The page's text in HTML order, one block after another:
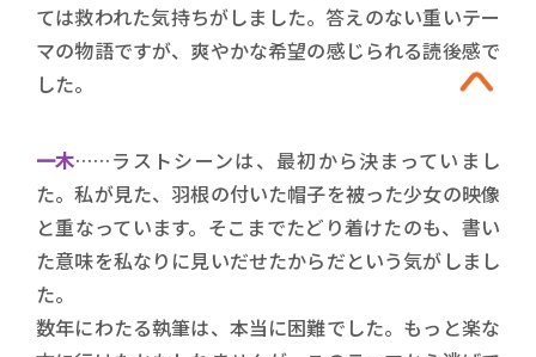
ては救われた気持ちがしました。答えのない重いテー
マの物語ですが、爽やかな希望の感じられる読後感で
した。
一木……ラストシーンは、最初から決まっていまし
た。私が見た、羽根の付いた帽子を被った少女の映像
と重なっています。そこまでたどり着けたのも、書い
た意味を私なりに見いだせたからだという気がしまし
た。
数年にわたる執筆は、本当に困難でした。もっと楽な